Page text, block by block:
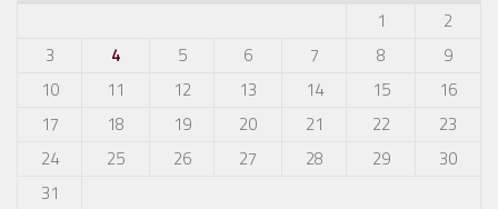
1
2
3
4 5 6 7 8
9
10
11 12 13 14 15
16
17
18 19 20 21 22
23
24
25 26 27 28 29
30
31